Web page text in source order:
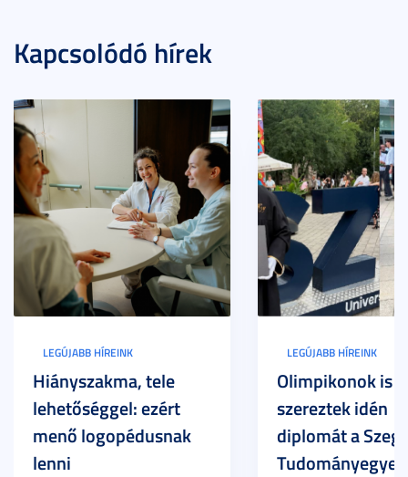
Kapcsolódó hírek
LEGÚJABB HÍREINK
Hiányszakma, tele
lehetőséggel: ezért
menő logopédusnak
lenni
LEGÚJABB HÍREINK
Olimpikonok is
szereztek idén
diplomát a